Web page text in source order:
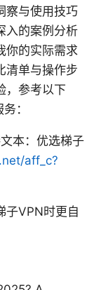
察与使用技巧
入的案例分析
你的实际需求
清单与操作步
，参考以下
：
本：优选梯子
aff_c?
子VPN时更自